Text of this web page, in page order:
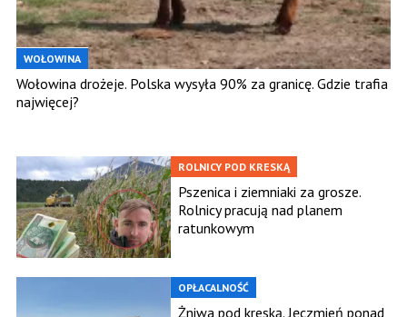
WOŁOWINA
Wołowina drożeje. Polska wysyła 90% za granicę. Gdzie trafia
najwięcej?
ROLNICY POD KRESKĄ
Pszenica i ziemniaki za grosze.
Rolnicy pracują nad planem
ratunkowym
OPŁACALNOŚĆ
Żniwa pod kreską. Jęczmień ponad